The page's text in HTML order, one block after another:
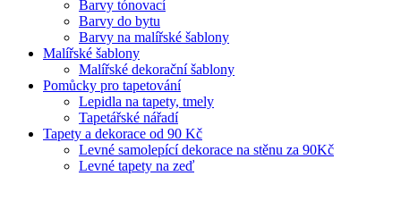
Barvy tónovací
Barvy do bytu
Barvy na malířské šablony
Malířské šablony
Malířské dekorační šablony
Pomůcky pro tapetování
Lepidla na tapety, tmely
Tapetářské nářadí
Tapety a dekorace od 90 Kč
Levné samolepící dekorace na stěnu za 90Kč
Levné tapety na zeď